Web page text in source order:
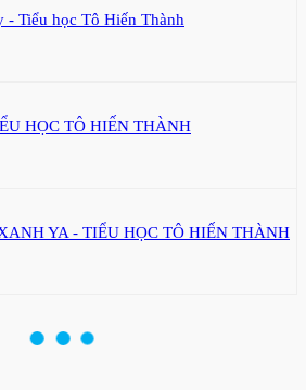
- Tiểu học Tô Hiến Thành
HỌC TÔ HIẾN THÀNH
YA - TIỂU HỌC TÔ HIẾN THÀNH